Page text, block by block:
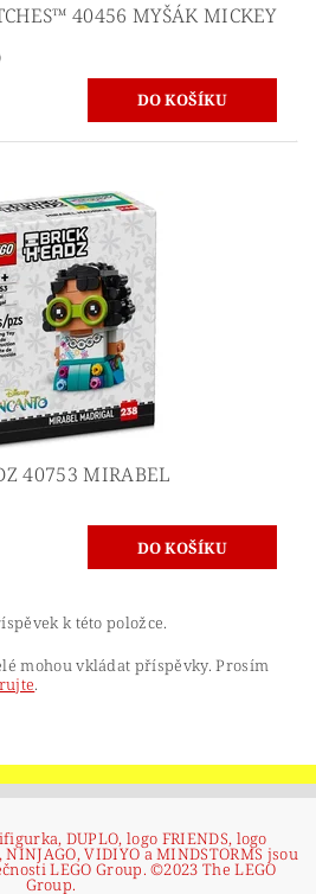
40456 MYŠÁK MICKEY
40753 MIRABEL
k této položce.
mohou vkládat příspěvky. Prosím
.
DUPLO, logo FRIENDS, logo
VIDIYO a MINDSTORMS jsou
LEGO Group. ©2023 The LEGO
Group.